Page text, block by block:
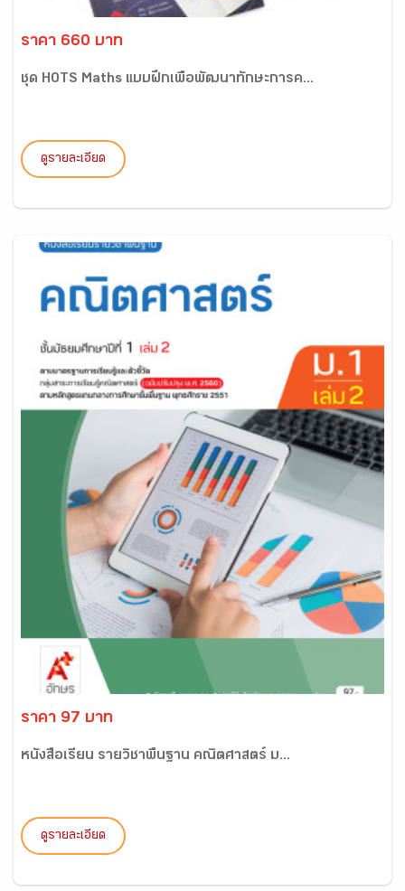
ราคา 660 บาท
ชุด HOTS Maths แบบฝึกเพื่อพัฒนาทักษะการค...
ดูรายละเอียด
ราคา 97 บาท
หนังสือเรียน รายวิชาพื้นฐาน คณิตศาสตร์ ม...
ดูรายละเอียด